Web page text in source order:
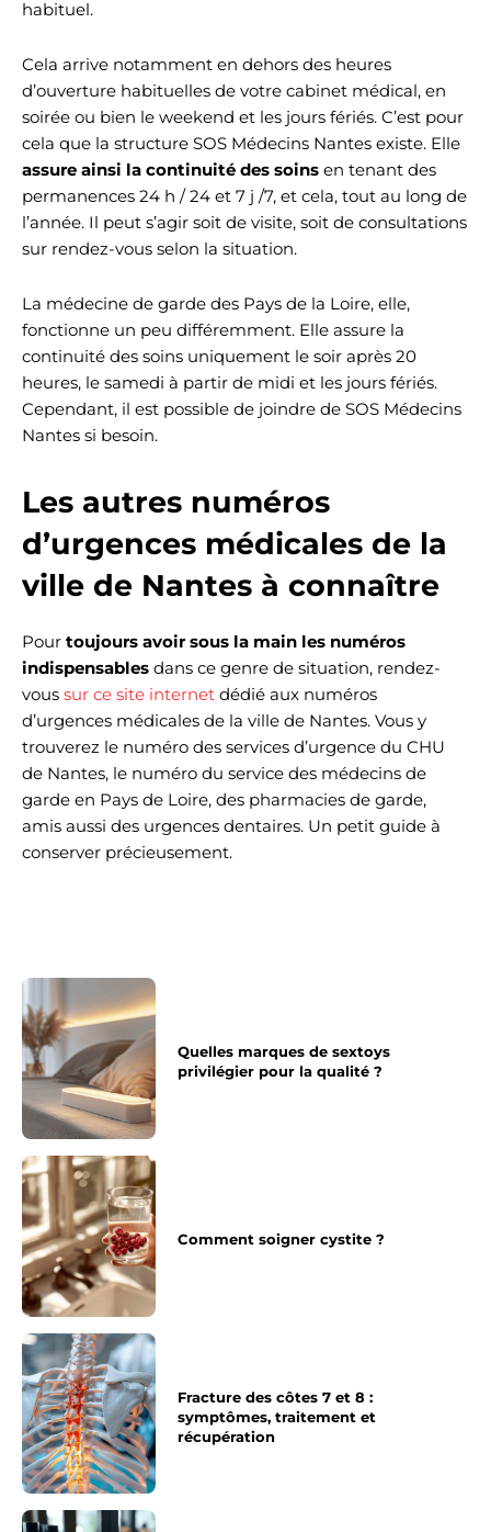
habituel.
Cela arrive notamment en dehors des heures
d’ouverture habituelles de votre cabinet médical, en
soirée ou bien le weekend et les jours fériés. C’est pour
cela que la structure SOS Médecins Nantes existe. Elle
assure ainsi la continuité des soins en tenant des
permanences 24 h / 24 et 7 j /7, et cela, tout au long de
l’année. Il peut s’agir soit de visite, soit de consultations
sur rendez-vous selon la situation.
La médecine de garde des Pays de la Loire, elle,
fonctionne un peu différemment. Elle assure la
continuité des soins uniquement le soir après 20
heures, le samedi à partir de midi et les jours fériés.
Cependant, il est possible de joindre de SOS Médecins
Nantes si besoin.
Les autres numéros
d’urgences médicales de la
ville de Nantes à connaître
Pour toujours avoir sous la main les numéros
indispensables dans ce genre de situation, rendez-
vous sur ce site internet dédié aux numéros
d’urgences médicales de la ville de Nantes. Vous y
trouverez le numéro des services d’urgence du CHU
de Nantes, le numéro du service des médecins de
garde en Pays de Loire, des pharmacies de garde,
amis aussi des urgences dentaires. Un petit guide à
conserver précieusement.
Quelles marques de sextoys
privilégier pour la qualité ?
Comment soigner cystite ?
Fracture des côtes 7 et 8 :
symptômes, traitement et
récupération